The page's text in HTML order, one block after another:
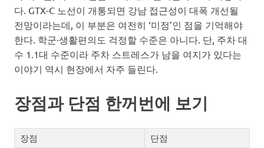
다. GTX-C 노선이 개통되면 강남 접근성이 대폭 개선될
전망이라는데, 이 부분은 여전히 ‘미정’인 점을 기억해야
한다. 학군·생활편의도 걱정할 수준은 아니다. 단, 주차 대
수 1.1대 수준이라 주차 스트레스가 남을 여지가 있다는
이야기 역시 현장에서 자주 들린다.
장점과 단점 한꺼번에 보기
장점
단점